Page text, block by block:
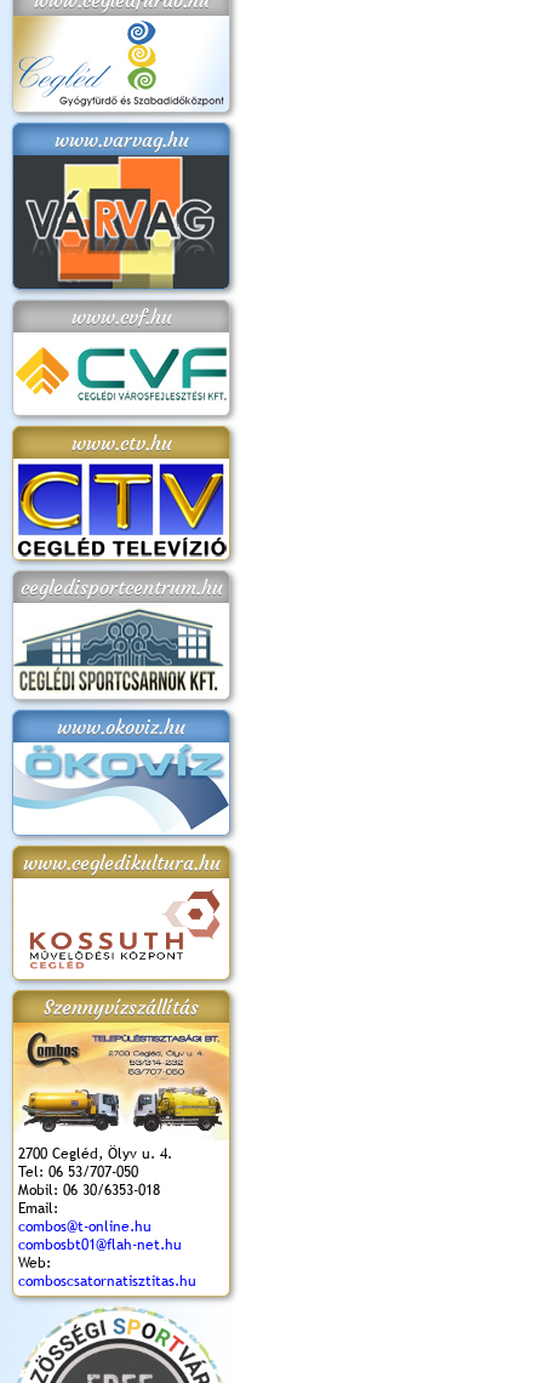
www.varvag.hu
www.cvf.hu
www.ctv.hu
cegledisportcentrum.hu
www.okoviz.hu
www.cegledikultura.hu
Szennyvízszállítás
2700 Cegléd, Ölyv u. 4.
Tel: 06 53/707-050
Mobil: 06 30/6353-018
Email:
combos@t-online.hu
combosbt01@flah-net.hu
Web:
comboscsatornatisztitas.hu
2018.
Kossuth Toborzó
Ünnepély
Szent István Ünnepe
(2017. 08. 20.)